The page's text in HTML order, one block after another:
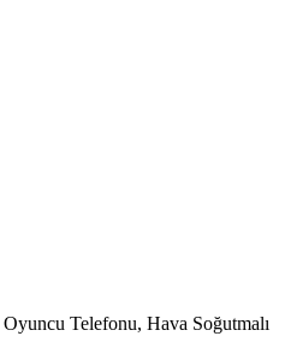
Telefonu, Hava Soğutmalı